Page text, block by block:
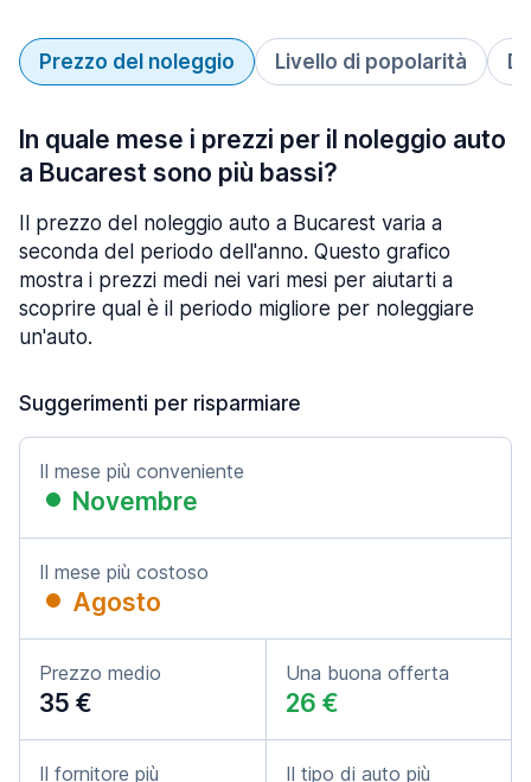
Prezzo del noleggio Livello di popolarità
In quale mese i prezzi per il noleggio auto
a Bucarest sono più bassi?
Il prezzo del noleggio auto a Bucarest varia a
seconda del periodo dell'anno. Questo grafico
mostra i prezzi medi nei vari mesi per aiutarti a
scoprire qual è il periodo migliore per noleggiare
un'auto.
Suggerimenti per risparmiare
Il mese più conveniente
Novembre
Il mese più costoso
Agosto
Prezzo medio
35 €
Una buona offerta
26 €
Il fornitore più Il tipo di auto più